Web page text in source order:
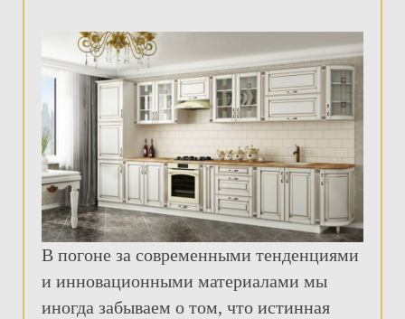
В погоне за современными тенденциями
и инновационными материалами мы
иногда забываем о том, что истинная